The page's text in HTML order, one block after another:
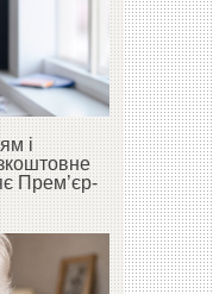
і
Прем’єр-